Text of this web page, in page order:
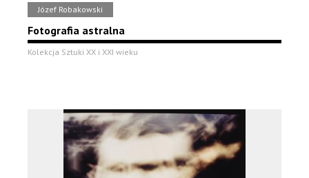
Józef Robakowski
Fotografia astralna
Kolekcja Sztuki XX i XXI wieku